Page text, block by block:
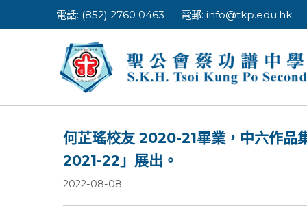
to
電話: (852) 2760 0463 電郵: info@tkp.edu.hk
何芷瑤校友 2020-21畢業，中六作品
2021-22」展出。
2022-08-08